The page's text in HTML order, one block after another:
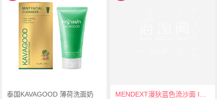
泰国KAVAGOOD 薄荷洗面奶